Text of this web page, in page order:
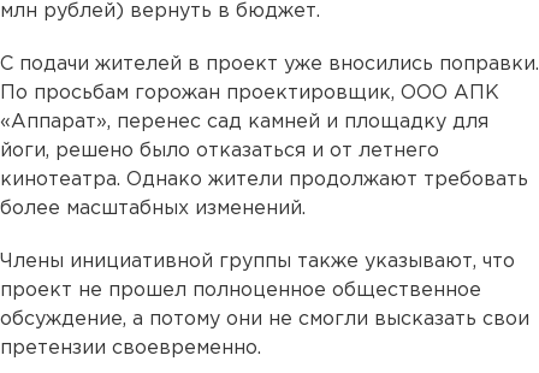
млн рублей) вернуть в бюджет.
С подачи жителей в проект уже вносились поправки.
По просьбам горожан проектировщик, ООО АПК
«Аппарат», перенес сад камней и площадку для
йоги, решено было отказаться и от летнего
кинотеатра. Однако жители продолжают требовать
более масштабных изменений.
Члены инициативной группы также указывают, что
проект не прошел полноценное общественное
обсуждение, а потому они не смогли высказать свои
претензии своевременно.